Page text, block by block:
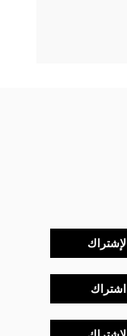
الإشتراك
اشتراك